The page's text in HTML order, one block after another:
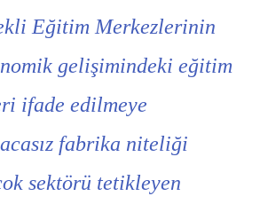
Eğitim Merkezlerinin
gelişimindeki eğitim
ifade edilmeye
fabrika niteliği
sektörü tetikleyen